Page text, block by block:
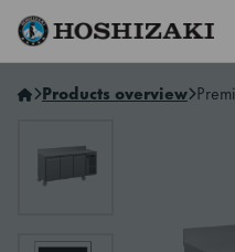
Hoshizaki Sweden
Products overview